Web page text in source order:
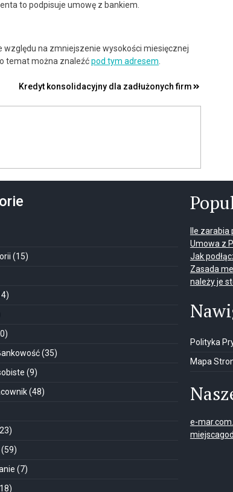
to podpisuje umowę z bankiem.
na zmniejszenie wysokości miesięcznej
temat można znaleźćpod tym adresem
Kredyt konsolidacyjny dla zadłużonych firm
(15)
(35)
(9)
(48)
(59)
(7)
Ile
Umowa z
Jak
Zasada
należy je
Polityka
Mapa
e-